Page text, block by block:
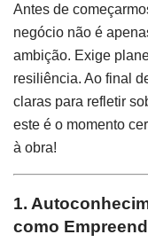
Antes de
negócio não é
ambição. Exige
resiliência. Ao final
claras para refletir
este é o momento
à obra!
1.
como